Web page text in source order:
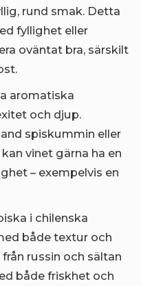
rund smak. Detta
fyllighet eller
oväntat bra, särskilt
aromatiska
och djup.
spiskummin eller
vinet gärna ha en
– exempelvis en
i chilenska
både textur och
russin och sältan
både friskhet och